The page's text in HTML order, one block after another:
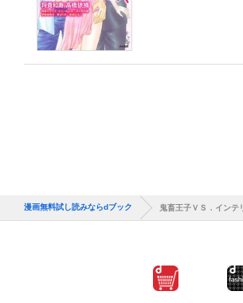
漫画無料試し読みならdブック 鬼畜王子ＶＳ．インテ